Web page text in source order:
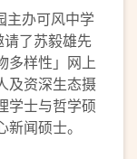
主办可风中学
了苏毅雄先
多样性」网上
及资深生态摄
学士与哲学硕
闻硕士。